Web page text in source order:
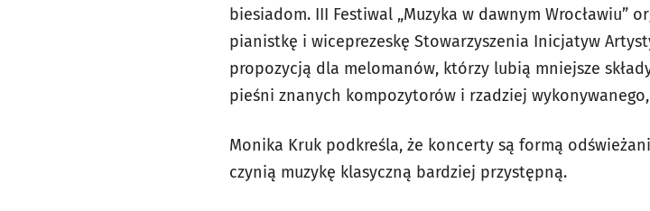
biesiadom. III Festiwal „Muzyka w dawnym Wrocławiu”
pianistkę i wiceprezeskę Stowarzyszenia Inicjatyw
propozycją dla melomanów, którzy lubią mniejsze
pieśni znanych kompozytorów i rzadziej
Monika Kruk podkreśla, że koncerty są formą
czynią muzykę klasyczną bardziej przystępną.